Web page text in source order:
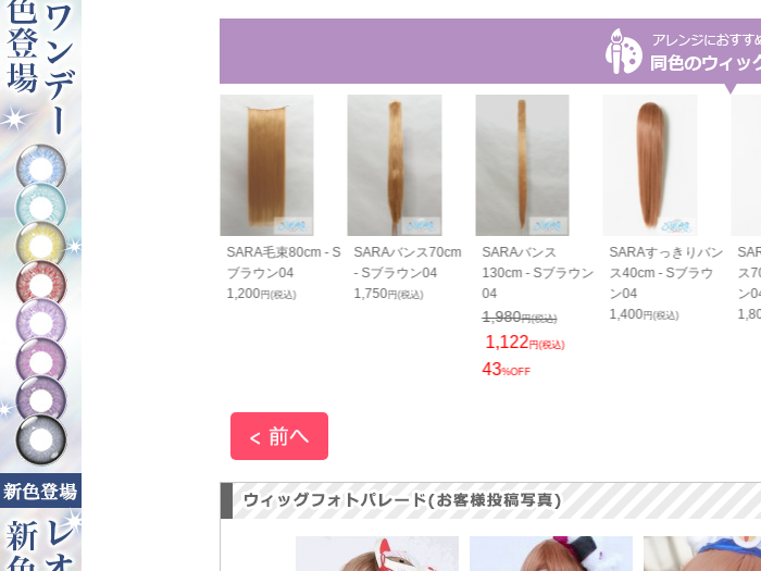
すっきりバン
- Sブラウ
円(税込)
SARA毛束80cm - S
ブラウン04
1,200 円(税込)
SARAバンス70cm
- Sブラウン04
1,750 円(税込)
SARAバンス
130cm - Sブラウン
04
1,980円(税込)
1,122円(税込)
43%OFF
SARAすっきりバン
ス40cm - Sブラウ
ン04
1,400 円(税込)
ス
ン